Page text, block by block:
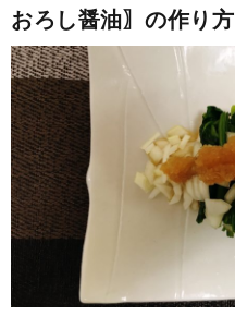
おろし醤油〗の作り方